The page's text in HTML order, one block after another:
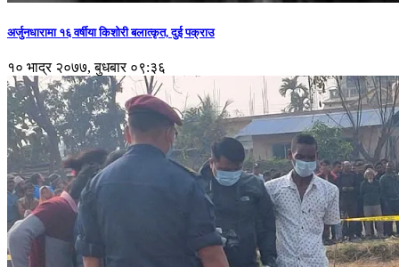
अर्जुनधारामा १६ वर्षीया किशोरी बलात्कृत, दुई पक्राउ
१० भाद्र २०७७, बुधबार ०९:३६